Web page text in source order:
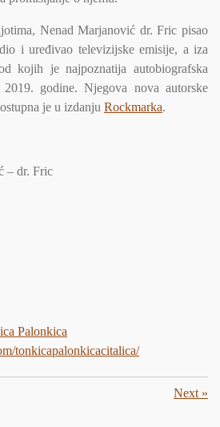
Nenad Marjanović dr. Fric pisao
i uređivao televizijske emisije, a iza
kojih je najpoznatija autobiografska
godine. Njegova nova autorske
je u izdanju Rockmarka.
– dr. Fric
Palonkica
tonkicapalonkicacitalica/
Next »